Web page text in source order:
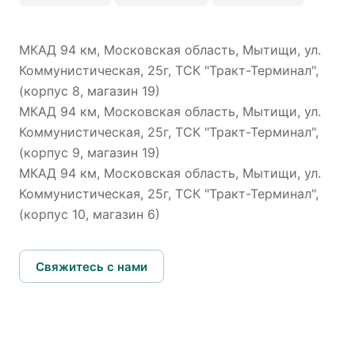
МКАД 94 км, Московская область, Мытищи, ул.
Коммунистическая, 25г, ТСК "Тракт-Терминал",
(корпус 8, магазин 19)
МКАД 94 км, Московская область, Мытищи, ул.
Коммунистическая, 25г, ТСК "Тракт-Терминал",
(корпус 9, магазин 19)
МКАД 94 км, Московская область, Мытищи, ул.
Коммунистическая, 25г, ТСК "Тракт-Терминал",
(корпус 10, магазин 6)
Свяжитесь с нами